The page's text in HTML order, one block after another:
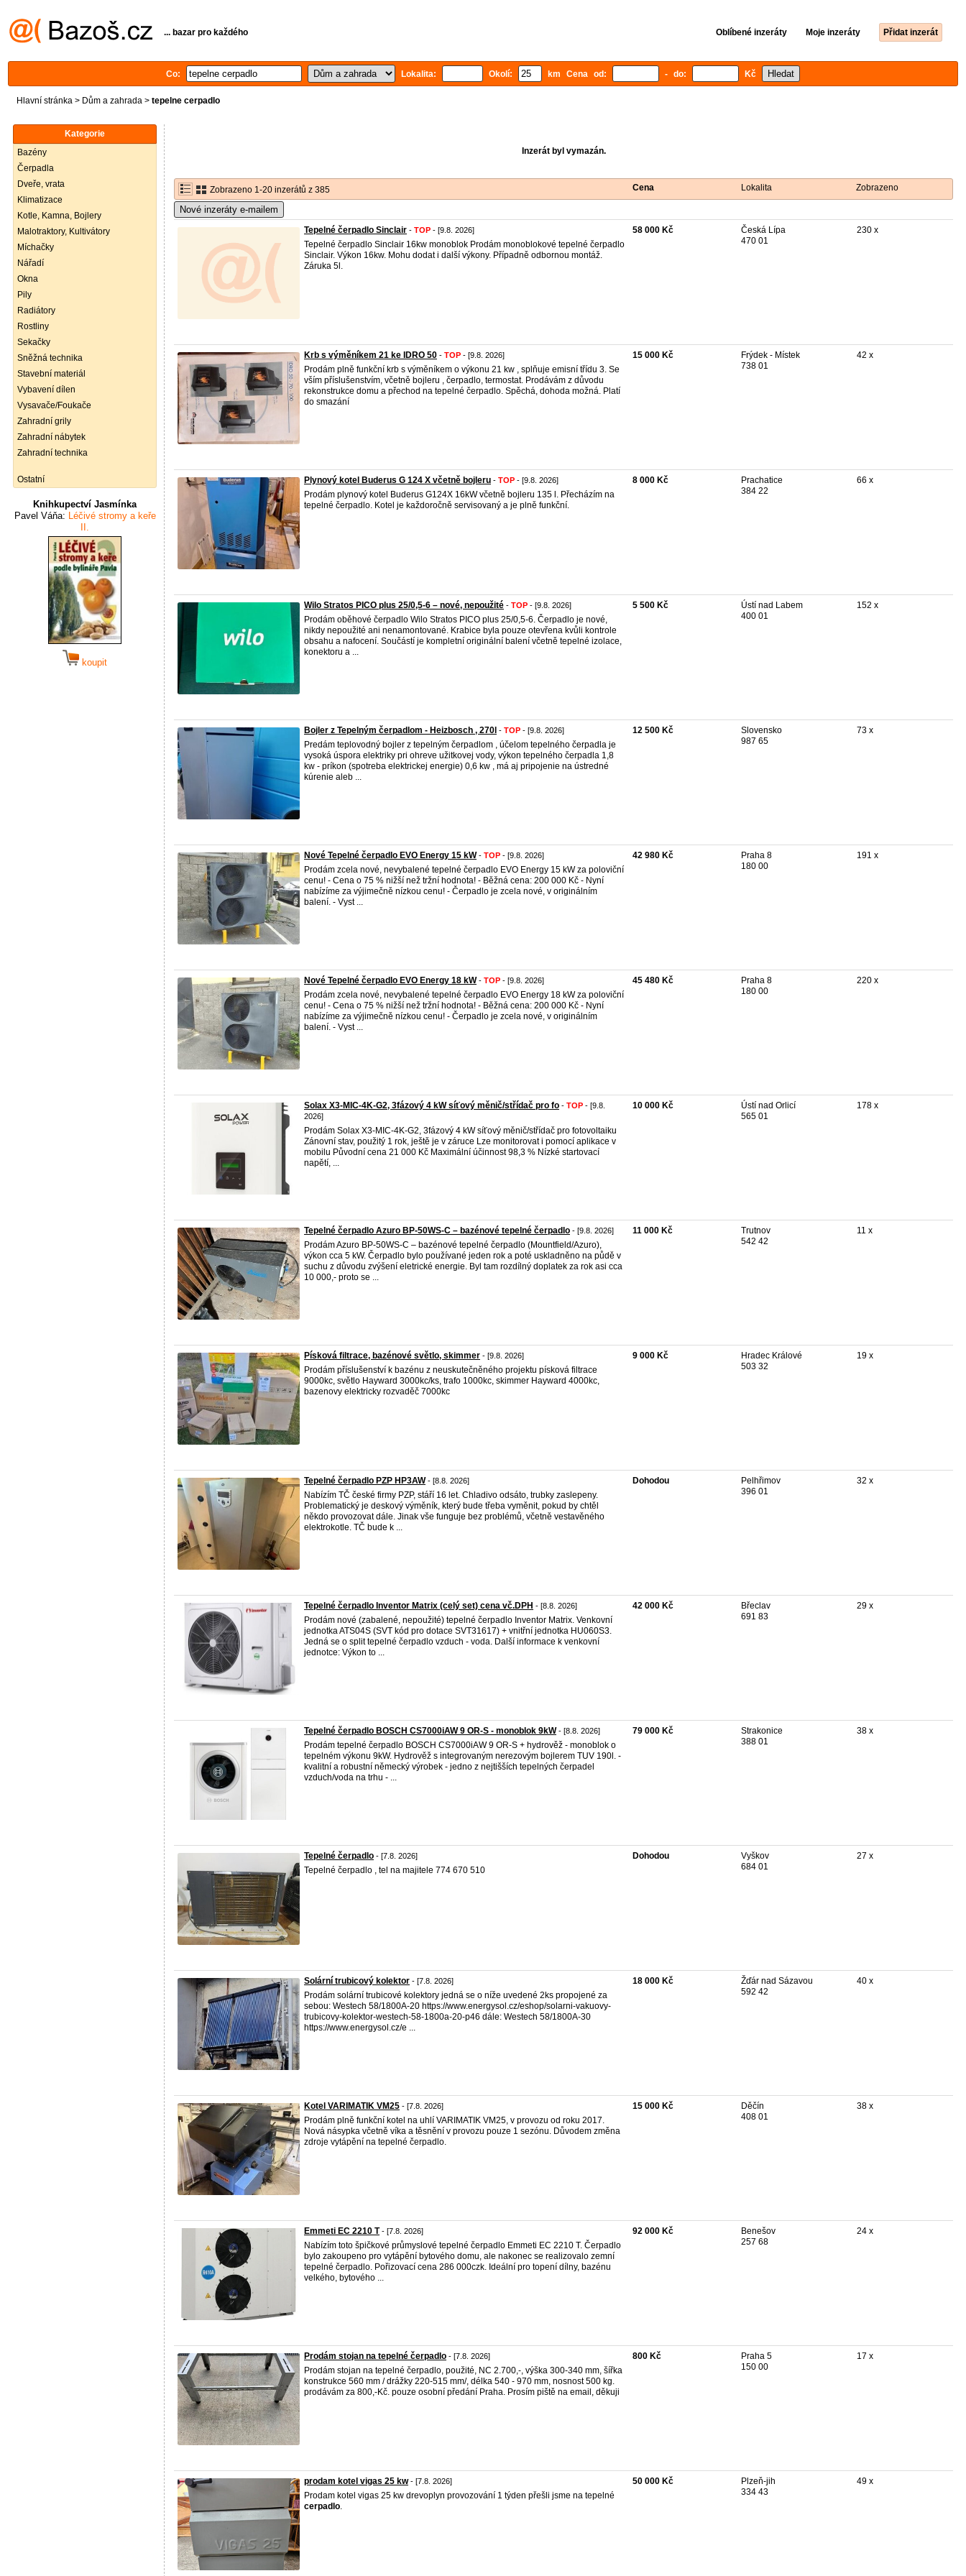
... bazar pro každého Oblíbené inzeráty Moje inzeráty Přidat inzerát
Co: Lokalita: Okolí: km Cena od: - do: Kč
Hlavní stránka > Dům a zahrada > tepelne cerpadlo
Kategorie
Bazény
Čerpadla
Dveře, vrata
Klimatizace
Kotle, Kamna, Bojlery
Malotraktory, Kultivátory
Míchačky
Nářadí
Okna
Pily
Radiátory
Rostliny
Sekačky
Sněžná technika
Stavební materiál
Vybavení dílen
Vysavače/Foukače
Zahradní grily
Zahradní nábytek
Zahradní technika
Ostatní
Knihkupectví Jasmínka
Pavel Váňa: Léčivé stromy a keře
II.
koupit
Inzerát byl vymazán.
Zobrazeno 1-20 inzerátů z 385 Cena Lokalita Zobrazeno
Nové inzeráty e-mailem
Tepelné čerpadlo Sinclair - TOP - [9.8. 2026]
Tepelné čerpadlo Sinclair 16kw monoblok Prodám monoblokové tepelné čerpadlo
Sinclair. Výkon 16kw. Mohu dodat i další výkony. Případně odbornou montáž.
Záruka 5l.
58 000 Kč
Česká Lípa
470 01
230 x
Krb s výměníkem 21 ke IDRO 50 - TOP - [9.8. 2026]
Prodám plně funkční krb s výměníkem o výkonu 21 kw , splňuje emisní třídu 3. Se
vším příslušenstvím, včetně bojleru , čerpadlo, termostat. Prodávám z důvodu
rekonstrukce domu a přechod na tepelné čerpadlo. Spěchá, dohoda možná. Platí
do smazání
15 000 Kč
Frýdek - Místek
738 01
42 x
Plynový kotel Buderus G 124 X včetně bojleru - TOP - [9.8. 2026]
Prodám plynový kotel Buderus G124X 16kW včetně bojleru 135 l. Přecházím na
tepelné čerpadlo. Kotel je každoročně servisovaný a je plně funkční.
8 000 Kč
Prachatice
384 22
66 x
Wilo Stratos PICO plus 25/0,5-6 – nové, nepoužité - TOP - [9.8. 2026]
Prodám oběhové čerpadlo Wilo Stratos PICO plus 25/0,5-6. Čerpadlo je nové,
nikdy nepoužité ani nenamontované. Krabice byla pouze otevřena kvůli kontrole
obsahu a nafocení. Součástí je kompletní originální balení včetně tepelné izolace,
konektoru a ...
5 500 Kč
Ústí nad Labem
400 01
152 x
Bojler z Tepelným čerpadlom - Heizbosch , 270l - TOP - [9.8. 2026]
Predám teplovodný bojler z tepelným čerpadlom , účelom tepelného čerpadla je
vysoká úspora elektriky pri ohreve užitkovej vody, výkon tepelného čerpadla 1,8
kw - príkon (spotreba elektrickej energie) 0,6 kw , má aj pripojenie na ústredné
kúrenie aleb ...
12 500 Kč
Slovensko
987 65
73 x
Nové Tepelné čerpadlo EVO Energy 15 kW- TOP - [9.8. 2026]
Prodám zcela nové, nevybalené tepelné čerpadlo EVO Energy 15 kW za poloviční
cenu! - Cena o 75 % nižší než tržní hodnota! - Běžná cena: 200 000 Kč - Nyní
nabízíme za výjimečně nízkou cenu! - Čerpadlo je zcela nové, v originálním
balení. - Vyst ...
42 980 Kč
Praha 8
180 00
191 x
Nové Tepelné čerpadlo EVO Energy 18 kW- TOP - [9.8. 2026]
Prodám zcela nové, nevybalené tepelné čerpadlo EVO Energy 18 kW za poloviční
cenu! - Cena o 75 % nižší než tržní hodnota! - Běžná cena: 200 000 Kč - Nyní
nabízíme za výjimečně nízkou cenu! - Čerpadlo je zcela nové, v originálním
balení. - Vyst ...
45 480 Kč
Praha 8
180 00
220 x
Solax X3-MIC-4K-G2, 3fázový 4 kW síťový měnič/střídač pro fo - TOP - [9.8.
2026]
Prodám Solax X3-MIC-4K-G2, 3fázový 4 kW síťový měnič/střídač pro fotovoltaiku
Zánovní stav, použitý 1 rok, ještě je v záruce Lze monitorovat i pomocí aplikace v
mobilu Původní cena 21 000 Kč Maximální účinnost 98,3 % Nízké startovací
napětí, ...
10 000 Kč
Ústí nad Orlicí
565 01
178 x
Tepelné čerpadlo Azuro BP-50WS-C – bazénové tepelné čerpadlo - [9.8. 2026]
Prodám Azuro BP-50WS-C – bazénové tepelné čerpadlo (Mountfield/Azuro),
výkon cca 5 kW. Čerpadlo bylo používané jeden rok a poté uskladněno na půdě v
suchu z důvodu zvýšení eletrické energie. Byl tam rozdílný doplatek za rok asi cca
10 000,- proto se ...
11 000 Kč
Trutnov
542 42
11 x
Písková filtrace, bazénové světlo, skimmer - [9.8. 2026]
Prodám příslušenství k bazénu z neuskutečněného projektu písková filtrace
9000kc, světlo Hayward 3000kc/ks, trafo 1000kc, skimmer Hayward 4000kc,
bazenovy elektricky rozvaděč 7000kc
9 000 Kč
Hradec Králové
503 32
19 x
Tepelné čerpadlo PZP HP3AW- [8.8. 2026]
Nabízím TČ české firmy PZP, stáří 16 let. Chladivo odsáto, trubky zaslepeny.
Problematický je deskový výměník, který bude třeba vyměnit, pokud by chtěl
někdo provozovat dále. Jinak vše funguje bez problémů, včetně vestavěného
elektrokotle. TČ bude k ...
Dohodou
Pelhřimov
396 01
32 x
Tepelné čerpadlo Inventor Matrix (celý set) cena vč.DPH - [8.8. 2026]
Prodám nové (zabalené, nepoužité) tepelné čerpadlo Inventor Matrix. Venkovní
jednotka ATS04S (SVT kód pro dotace SVT31617) + vnitřní jednotka HU060S3.
Jedná se o split tepelné čerpadlo vzduch - voda. Další informace k venkovní
jednotce: Výkon to ...
42 000 Kč
Břeclav
691 83
29 x
Tepelné čerpadlo BOSCH CS7000iAW 9 OR-S - monoblok 9kW- [8.8. 2026]
Prodám tepelné čerpadlo BOSCH CS7000iAW 9 OR-S + hydrověž - monoblok o
tepelném výkonu 9kW. Hydrověž s integrovaným nerezovým bojlerem TUV 190l. -
kvalitní a robustní německý výrobek - jedno z nejtišších tepelných čerpadel
vzduch/voda na trhu - ...
79 000 Kč
Strakonice
388 01
38 x
Tepelné čerpadlo - [7.8. 2026]
Tepelné čerpadlo , tel na majitele 774 670 510
Dohodou
Vyškov
684 01
27 x
Solární trubicový kolektor - [7.8. 2026]
Prodám solární trubicové kolektory jedná se o níže uvedené 2ks propojené za
sebou: Westech 58/1800A-20 https://www.energysol.cz/eshop/solarni-vakuovy-
trubicovy-kolektor-westech-58-1800a-20-p46 dále: Westech 58/1800A-30
https://www.energysol.cz/e ...
18 000 Kč
Žďár nad Sázavou
592 42
40 x
Kotel VARIMATIK VM25 - [7.8. 2026]
Prodám plně funkční kotel na uhlí VARIMATIK VM25, v provozu od roku 2017.
Nová násypka včetně víka a těsnění v provozu pouze 1 sezónu. Důvodem změna
zdroje vytápění na tepelné čerpadlo.
15 000 Kč
Děčín
408 01
38 x
Emmeti EC 2210 T- [7.8. 2026]
Nabízím toto špičkové průmyslové tepelné čerpadlo Emmeti EC 2210 T. Čerpadlo
bylo zakoupeno pro vytápění bytového domu, ale nakonec se realizovalo zemní
tepelné čerpadlo. Pořizovací cena 286 000czk. Ideální pro topení dílny, bazénu
velkého, bytového ...
92 000 Kč
Benešov
257 68
24 x
Prodám stojan na tepelné čerpadlo - [7.8. 2026]
Prodám stojan na tepelné čerpadlo, použité, NC 2.700,-, výška 300-340 mm, šířka
konstrukce 560 mm / drážky 220-515 mm/, délka 540 - 970 mm, nosnost 500 kg.
prodávám za 800,-Kč. pouze osobní předání Praha. Prosím piště na email, děkuji
800 Kč
Praha 5
150 00
17 x
prodam kotel vigas 25 kw- [7.8. 2026]
Prodam kotel vigas 25 kw drevoplyn provozování 1 týden přešli jsme na tepelné
cerpadlo.
50 000 Kč
Plzeň-jih
334 43
49 x